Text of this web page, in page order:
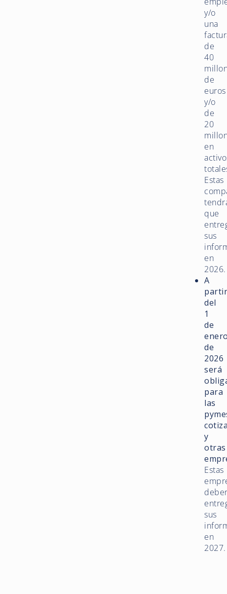
y/o
una
de
40
de
euros
y/o
de
20
en
Estas
que
sus
en
2026.
A
del
1
de
de
2026
será
para
las
y
otras
Estas
sus
en
2027.